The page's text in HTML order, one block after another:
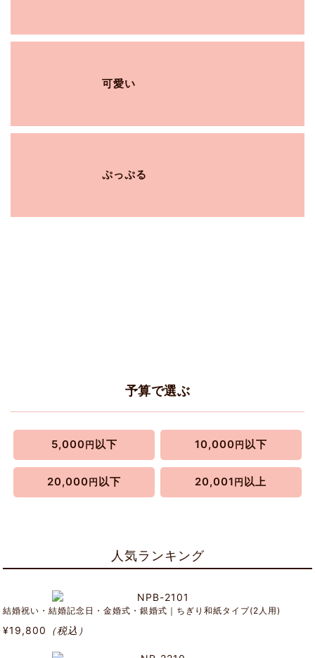
可愛い
ぷっぷる
予算で選ぶ
5,000 円 以下 10,000 円 以下
20,000 円 以下 20,001 円 以上
人気ランキング
結婚祝い・結婚記念日・金婚式・銀婚式｜ちぎり和紙タイプ(2人用)
¥19,800 （税込）